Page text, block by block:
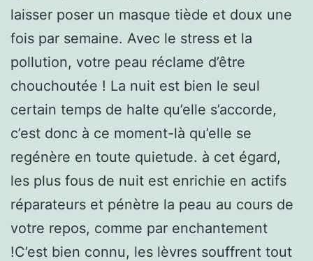
laisser poser un masque tiède et doux une
fois par semaine. Avec le stress et la
pollution, votre peau réclame d’être
chouchoutée ! La nuit est bien le seul
certain temps de halte qu’elle s’accorde,
c’est donc à ce moment-là qu’elle se
regénère en toute quietude. à cet égard,
les plus fous de nuit est enrichie en actifs
réparateurs et pénètre la peau au cours de
votre repos, comme par enchantement
!C’est bien connu, les lèvres souffrent tout